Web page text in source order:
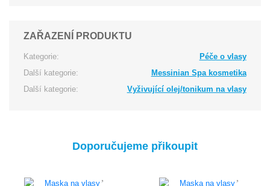
ZAŘAZENÍ PRODUKTU
Kategorie:
Péče o vlasy
Další kategorie:
Messinian Spa kosmetika
Další kategorie:
Vyživující olej/tonikum na vlasy
Doporučujeme přikoupit